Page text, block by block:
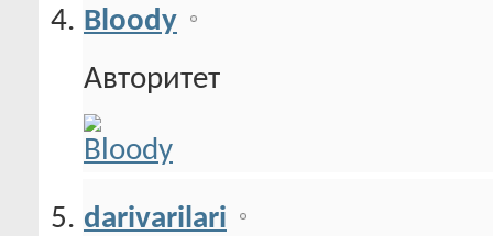
Bloody
Авторитет
darivarilari